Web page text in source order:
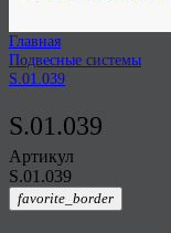
Главная
Подвесные системы
S.01.039
S.01.039
Артикул⠀
S.01.039
favorite_border